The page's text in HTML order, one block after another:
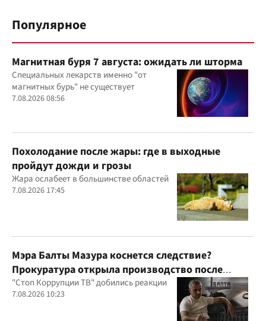
Популярное
Магнитная буря 7 августа: ожидать ли шторма
Специальных лекарств именно "от
магнитных бурь" не существует
7.08.2026 08:56
Похолодание после жары: где в выходные
пройдут дожди и грозы
Жара ослабеет в большинстве областей
7.08.2026 17:45
Мэра Балты Мазура коснется следствие?
Прокуратура открыла производство после
расследования "Стоп Коррупции ТВ"
"Стоп Коррупции ТВ" добились реакции
7.08.2026 10:23